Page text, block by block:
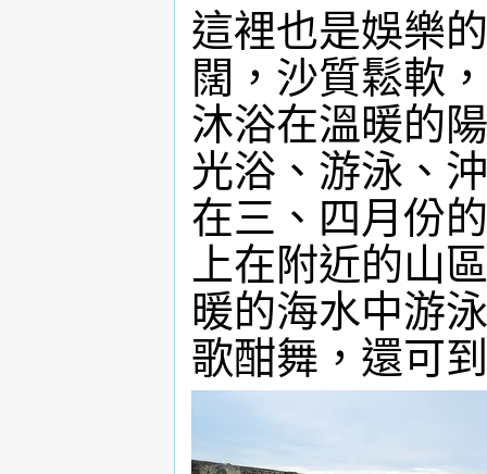
這裡也是娛樂
闊，沙質鬆軟
沐浴在溫暖的
光浴、游泳、
在三、四月份
上在附近的山
暖的海水中游
歌酣舞，還可